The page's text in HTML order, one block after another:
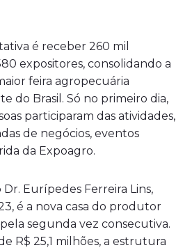
é receber 260 mil
expositores, consolidando a
feira agropecuária
do Brasil. Só no primeiro dia,
participaram das atividades,
de negócios, eventos
da Expoagro.
Eurípedes Ferreira Lins,
é a nova casa do produtor
segunda vez consecutiva.
R$ 25,1 milhões, a estrutura